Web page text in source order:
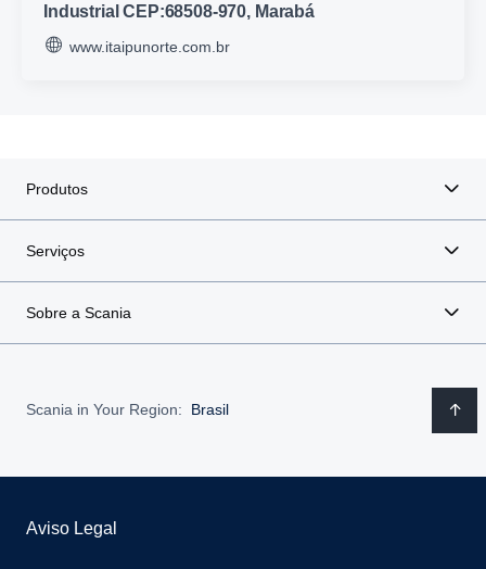
Industrial CEP:68508-970, Marabá
www.itaipunorte.com.br
Produtos
Serviços
Sobre a Scania
Scania in Your Region: Brasil
Aviso Legal